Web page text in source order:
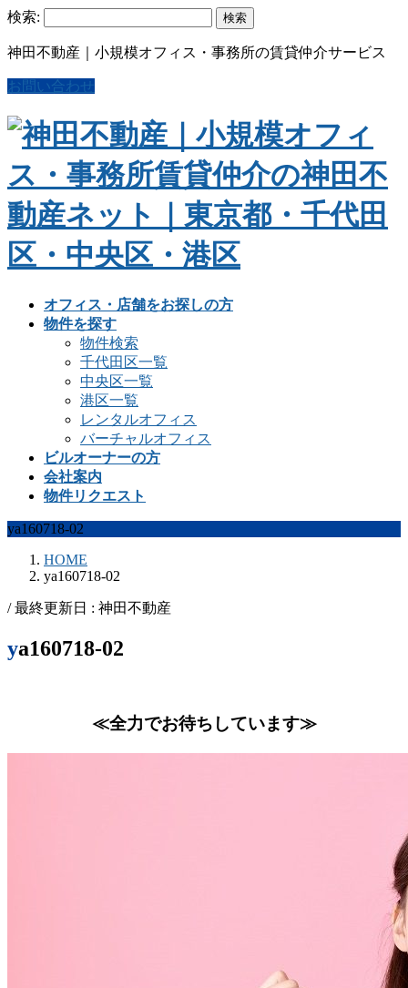
検索:
神田不動産｜小規模オフィス・事務所の賃貸仲介サービス
お問い合わせ
オフィス・店舗をお探しの方
物件を探す
物件検索
千代田区一覧
中央区一覧
港区一覧
レンタルオフィス
バーチャルオフィス
ビルオーナーの方
会社案内
物件リクエスト
ya160718-02
HOME
ya160718-02
/ 最終更新日 : 神田不動産
ya160718-02
≪全力でお待ちしています≫